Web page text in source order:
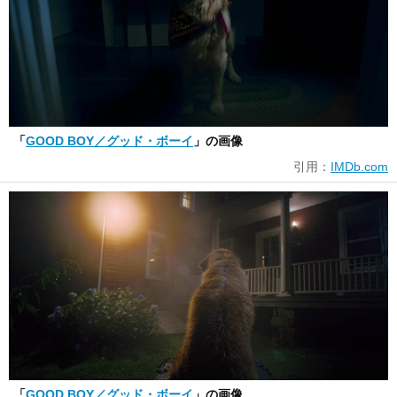
「GOOD BOY／グッド・ボーイ 」の画像
引用： IMDb.com